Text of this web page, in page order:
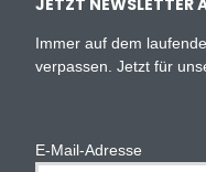
JETZT NEWSLETTER
Immer auf dem
verpassen. Jetzt für
E-Mail-Adresse